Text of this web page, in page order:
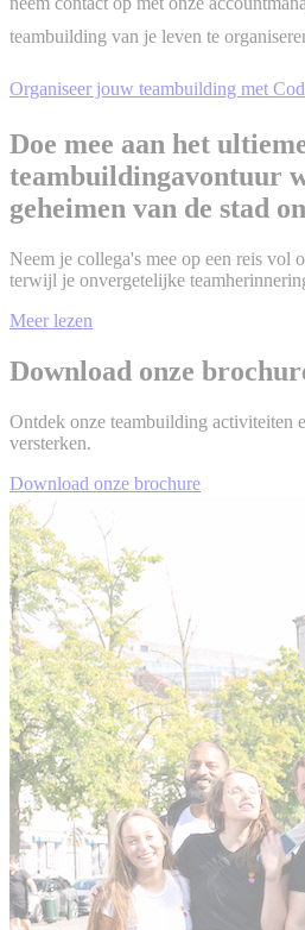
teambuilding van je leven te
Organiseer jouw teambuilding met
Doe mee aan het
teambuildingavontuur
geheimen van de stad
Neem je collega's mee op een reis vol
terwijl je onvergetelijke
Meer lezen
Download onze
Ontdek onze teambuilding activiteiten
versterken.
Download onze brochure